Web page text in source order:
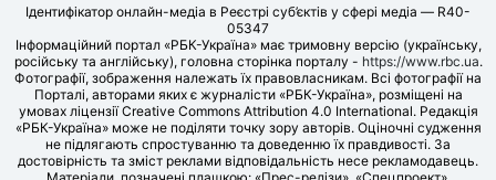
Ідентифікатор онлайн-медіа в Реєстрі суб’єктів у сфері медіа — R40-
05347
Інформаційний портал «РБК-Україна» має тримовну версію (українську,
російську та англійську), головна сторінка порталу - https://www.rbc.ua.
Фотографії, зображення належать їх правовласникам. Всі фотографії на
Порталі, авторами яких є журналісти «РБК-Україна», розміщені на
умовах ліцензії Creative Commons Attribution 4.0 International. Редакція
«РБК-Україна» може не поділяти точку зору авторів. Оціночні судження
не підлягають спростуванню та доведенню їх правдивості. За
достовірність та зміст реклами відповідальність несе рекламодавець.